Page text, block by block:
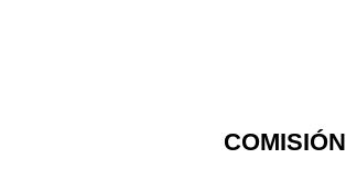
COMISIÓN